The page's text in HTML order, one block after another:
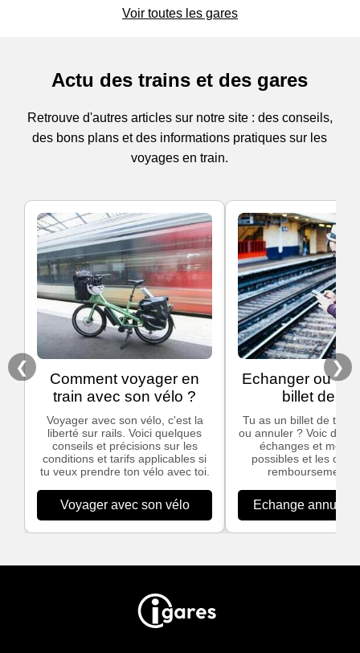
Voir toutes les gares
Actu des trains et des gares
Retrouve d'autres articles sur notre site : des conseils,
des bons plans et des informations pratiques sur les
voyages en train.
❮
Comment voyager en
train avec son vélo ?
Voyager avec son vélo, c'est la
liberté sur rails. Voici quelques
conseils et précisions sur les
conditions et tarifs applicables si
tu veux prendre ton vélo avec toi.
Voyager avec son vélo
Echanger ou
billet de
Tu as un billet de train
ou annuler ? Voic des
échanges et
possibles et les
remboursement
Echange
❯